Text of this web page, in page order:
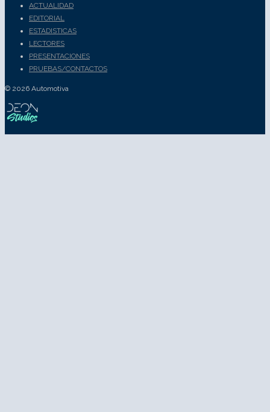
ACTUALIDAD
EDITORIAL
ESTADISTICAS
LECTORES
PRESENTACIONES
PRUEBAS/CONTACTOS
© 2026 Automotiva